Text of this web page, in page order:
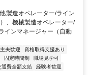
製造オペレーター/ライン
、機械製造オペレーター/
インマネージャー（自動
夫歓迎
資格取得支援あり
固定時間制
職場見学可
通費全額支給
経験者歓迎